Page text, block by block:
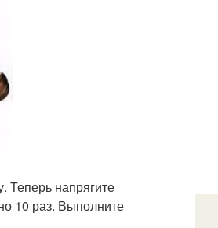
Теперь напрягите
10 раз. Выполните